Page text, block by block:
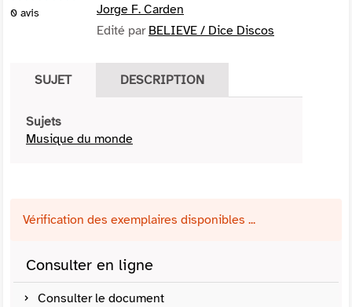
0 avis
Jorge F. Carden
Edité par BELIEVE / Dice Discos
SUJET DESCRIPTION
Sujets
Musique du monde
Vérification des exemplaires disponibles ...
Consulter en ligne
Consulter le document